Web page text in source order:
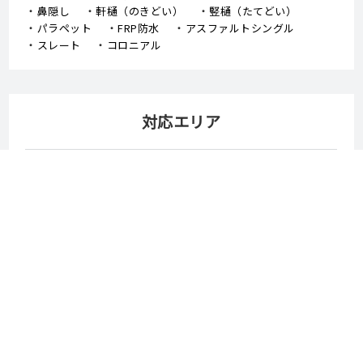
鼻隠し
軒樋（のきどい）
竪樋（たてどい）
パラペット
FRP防水
アスファルトシングル
スレート
コロニアル
対応エリア